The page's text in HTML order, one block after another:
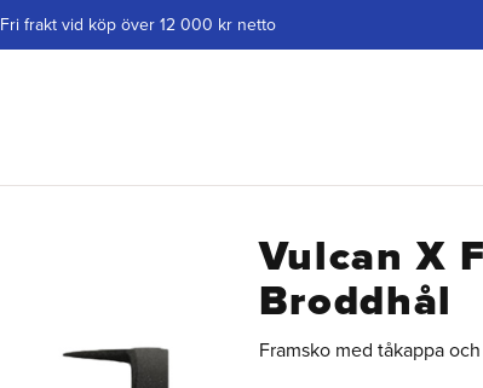
Fri frakt vid köp över 12 000 kr netto
Vulcan X
Broddhål
Framsko med tåkappa